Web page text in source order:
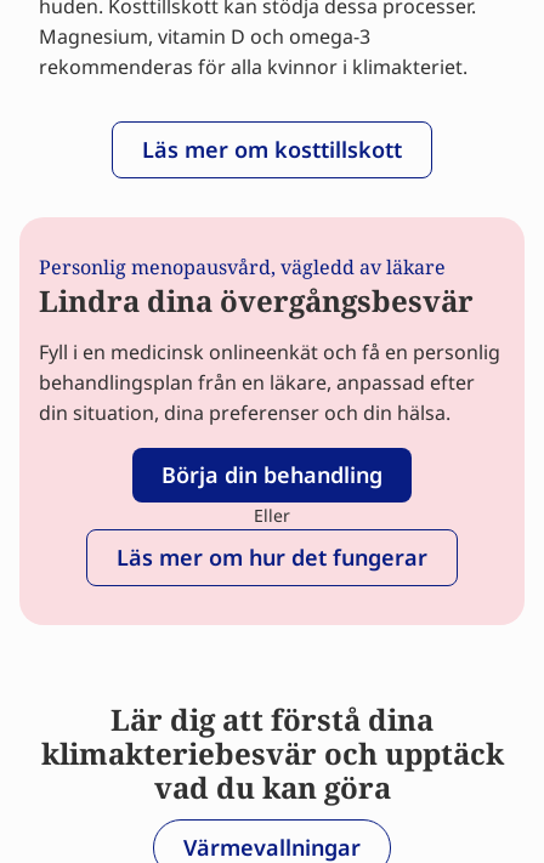
huden. Kosttillskott kan stödja dessa processer.
Magnesium, vitamin D och omega-3
rekommenderas för alla kvinnor i klimakteriet.
Läs mer om kosttillskott
Personlig menopausvård, vägledd av läkare
Lindra dina övergångsbesvär
Fyll i en medicinsk onlineenkät och få en personlig
behandlingsplan från en läkare, anpassad efter
din situation, dina preferenser och din hälsa.
Börja din behandling
Eller
Läs mer om hur det fungerar
Lär dig att förstå dina
klimakteriebesvär och upptäck
vad du kan göra
Värmevallningar